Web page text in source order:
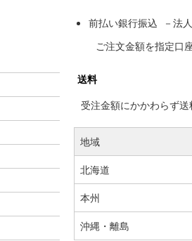
前払い銀行振込 －法
ご注文金額を指定口
送料
受注金額にかかわらず
地域
北海道
本州
沖縄・離島